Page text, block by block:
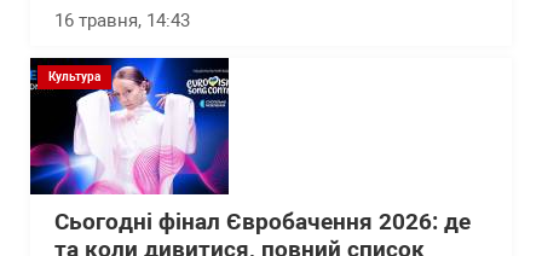
16 травня, 14:43
Культура
Сьогодні фінал Євробачення 2026: де
та коли дивитися, повний список